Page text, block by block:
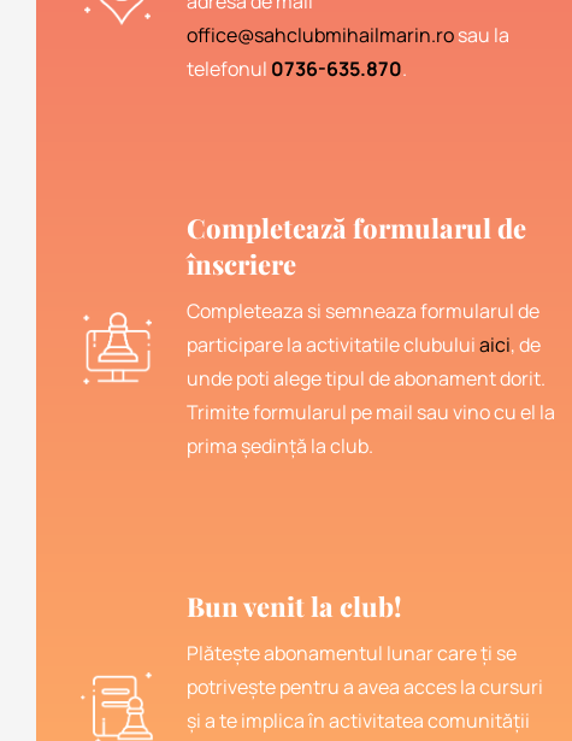
office@sahclubmihailmarin.rosau la
telefonul 0736-635.870.
Completează formularul de
înscriere
Completeaza si semneaza formularul de
participare la activitatile clubuluiaici, de
unde poti alege tipul de abonament dorit.
Trimite formularul pe mail sau vino cu el la
prima ședință la club.
Bun venit la club!
Plătește abonamentul lunar care ți se
potrivește pentru a avea acces la cursuri
și a te implica în activitatea comunității